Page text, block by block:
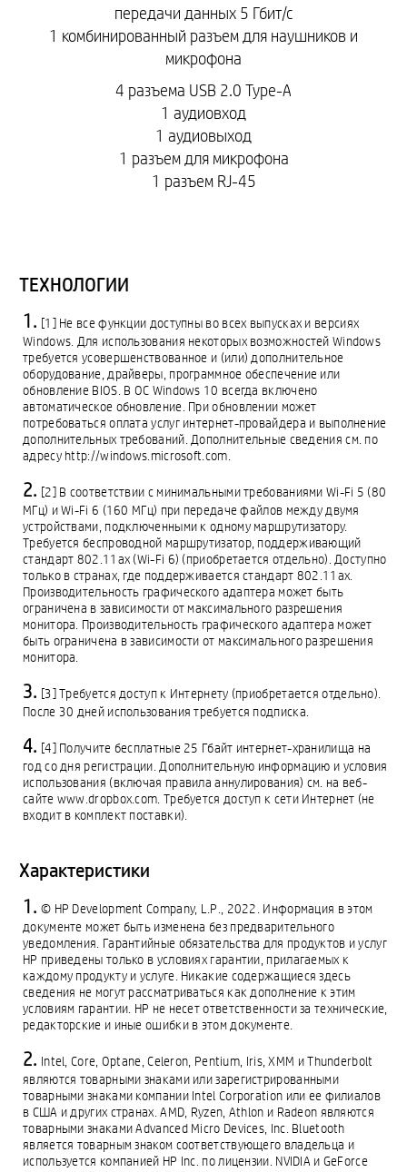
передачи данных 5 Гбит/с
1 комбинированный разъем для наушников и
микрофона
4 разъема USB 2.0 Type-A
1 аудиовход
1 аудиовыход
1 разъем для микрофона
1 разъем RJ-45
ТЕХНОЛОГИИ
[1] Не все функции доступны во всех выпусках и версиях
Windows. Для использования некоторых возможностей Windows
требуется усовершенствованное и (или) дополнительное
оборудование, драйверы, программное обеспечение или
обновление BIOS. В ОС Windows 10 всегда включено
автоматическое обновление. При обновлении может
потребоваться оплата услуг интернет-провайдера и выполнение
дополнительных требований. Дополнительные сведения см. по
адресу http://windows.microsoft.com.
[2] В соответствии с минимальными требованиями Wi-Fi 5 (80
МГц) и Wi-Fi 6 (160 МГц) при передаче файлов между двумя
устройствами, подключенными к одному маршрутизатору.
Требуется беспроводной маршрутизатор, поддерживающий
стандарт 802.11ax (Wi-Fi 6) (приобретается отдельно). Доступно
только в странах, где поддерживается стандарт 802.11ax.
Производительность графического адаптера может быть
ограничена в зависимости от максимального разрешения
монитора. Производительность графического адаптера может
быть ограничена в зависимости от максимального разрешения
монитора.
[3] Требуется доступ к Интернету (приобретается отдельно).
После 30 дней использования требуется подписка.
[4] Получите бесплатные 25 Гбайт интернет-хранилища на
год со дня регистрации. Дополнительную информацию и условия
использования (включая правила аннулирования) см. на веб-
сайте www.dropbox.com. Требуется доступ к сети Интернет (не
входит в комплект поставки).
Характеристики
© HP Development Company, L.P., 2022. Информация в этом
документе может быть изменена без предварительного
уведомления. Гарантийные обязательства для продуктов и услуг
HP приведены только в условиях гарантии, прилагаемых к
каждому продукту и услуге. Никакие содержащиеся здесь
сведения не могут рассматриваться как дополнение к этим
условиям гарантии. HP не несет ответственности за технические,
редакторские и иные ошибки в этом документе.
Intel, Core, Optane, Celeron, Pentium, Iris, XMM и Thunderbolt
являются товарными знаками или зарегистрированными
товарными знаками компании Intel Corporation или ее филиалов
в США и других странах. AMD, Ryzen, Athlon и Radeon являются
товарными знаками Advanced Micro Devices, Inc. Bluetooth
является товарным знаком соответствующего владельца и
используется компанией HP Inc. по лицензии. NVIDIA и GeForce